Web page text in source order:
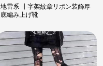
地雷系 十字架紋章リボン装飾厚
底編み上げ靴